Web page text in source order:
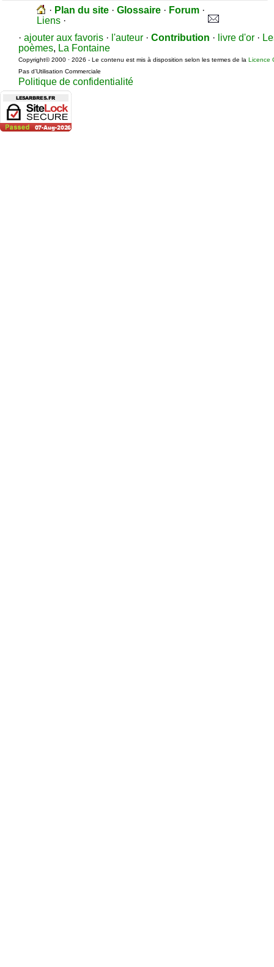
· Plan du site · Glossaire · Forum ·
Liens ·
· ajouter aux favoris · l'auteur · Contribution · livre d'or ·
poèmes, La Fontaine
Copyright© 2000 · 2026 - Le contenu est mis à disposition selon les termes de la Licence
Pas d’Utilisation Commerciale
Politique de confidentialité